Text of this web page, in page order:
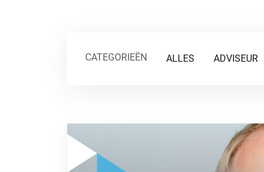
CATEGORIEËN ALLES ADVISEUR
GA NAAR “ECHT IMPACT MAAK JE MET EEN